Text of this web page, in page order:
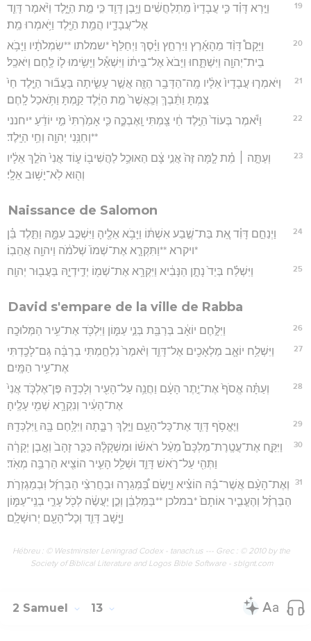
19
וַיַּ֣רְא דָּוִ֗ד כִּ֤י עֲבָדָיו֙ מִֽתְלַחֲשִׁ֔ים וַיָּ֥בֶן דָּוִ֖ד כִּ֣י מֵ֣ת הַיָּ֑לֶד וַיֹּ֨אמֶר דָּוִ֧ד
אֶל־עֲבָדָ֛יו הֲמֵ֥ת הַיֶּ֖לֶד וַיֹּ֥אמְרוּ מֵֽת׃
20
וַיָּקָם֩ דָּוִ֨ד מֵהָאָ֜רֶץ וַיִּרְחַ֣ץ וַיָּ֗סֶךְ וַיְחַלֵּף֙ *שמלתו **שִׂמְלֹתָ֔יו וַיָּבֹ֥א
בֵית־יְהוָ֖ה וַיִּשְׁתָּ֑חוּ וַיָּבֹא֙ אֶל־בֵּית֔וֹ וַיִּשְׁאַ֕ל וַיָּשִׂ֥ימוּ ל֛וֹ לֶ֖חֶם וַיֹּאכַֽל׃
21
וַיֹּאמְר֤וּ עֲבָדָיו֙ אֵלָ֔יו מָֽה־הַדָּבָ֥ר הַזֶּ֖ה אֲשֶׁ֣ר עָשִׂ֑יתָה בַּעֲב֞וּר הַיֶּ֤לֶד חַי֙
צַ֣מְתָּ וַתֵּ֔בְךְּ וְכַֽאֲשֶׁר֙ מֵ֣ת הַיֶּ֔לֶד קַ֖מְתָּ וַתֹּ֥אכַל לָֽחֶם׃
22
וַיֹּ֕אמֶר בְּעוֹד֙ הַיֶּ֣לֶד חַ֔י צַ֖מְתִּי וָֽאֶבְכֶּ֑ה כִּ֤י אָמַ֙רְתִּי֙ מִ֣י יוֹדֵ֔עַ *יחנני
**וְחַנַּ֥נִי יְהוָ֖ה וְחַ֥י הַיָּֽלֶד׃
23
וְעַתָּ֣ה ׀ מֵ֗ת לָ֤מָּה זֶּה֙ אֲנִ֣י צָ֔ם הַאוּכַ֥ל לַהֲשִׁיב֖וֹ ע֑וֹד אֲנִי֙ הֹלֵ֣ךְ אֵלָ֔יו
וְה֖וּא לֹֽא־יָשׁ֥וּב אֵלָֽי׃
Naissance de Salomon
24
וַיְנַחֵ֣ם דָּוִ֗ד אֵ֚ת בַּת־שֶׁ֣בַע אִשְׁתּ֔וֹ וַיָּבֹ֥א אֵלֶ֖יהָ וַיִּשְׁכַּ֣ב עִמָּ֑הּ וַתֵּ֣לֶד בֵּ֗ן
*ויקרא **וַתִּקְרָ֤א אֶת־שְׁמוֹ֙ שְׁלֹמֹ֔ה וַיהוָ֖ה אֲהֵבֽוֹ׃
25 וַיִּשְׁלַ֗ח בְּיַד֙ נָתָ֣ן הַנָּבִ֔יא וַיִּקְרָ֥א אֶת־שְׁמ֖וֹ יְדִ֣ידְיָ֑הּ בַּעֲב֖וּר יְהוָֽה׃
David s'empare de la ville de Rabba
26 וַיִּלָּ֣חֶם יוֹאָ֔ב בְּרַבַּ֖ת בְּנֵ֣י עַמּ֑וֹן וַיִּלְכֹּ֖ד אֶת־עִ֥יר הַמְּלוּכָֽה׃
27
וַיִּשְׁלַ֥ח יוֹאָ֛ב מַלְאָכִ֖ים אֶל־דָּוִ֑ד וַיֹּ֙אמֶר֙ נִלְחַ֣מְתִּי בְרַבָּ֔ה גַּם־לָכַ֖דְתִּי
אֶת־עִ֥יר הַמָּֽיִם׃
28
וְעַתָּ֗ה אֱסֹף֙ אֶת־יֶ֣תֶר הָעָ֔ם וַחֲנֵ֥ה עַל־הָעִ֖יר וְלָכְדָ֑הּ פֶּן־אֶלְכֹּ֤ד אֲנִי֙
אֶת־הָעִ֔יר וְנִקְרָ֥א שְׁמִ֖י עָלֶֽיהָ׃
29 וַיֶּאֱסֹ֥ף דָּוִ֛ד אֶת־כָּל־הָעָ֖ם וַיֵּ֣לֶךְ רַבָּ֑תָה וַיִּלָּ֥חֶם בָּ֖הּ וַֽיִּלְכְּדָֽהּ׃
30
וַיִּקַּ֣ח אֶת־עֲטֶֽרֶת־מַלְכָּם֩ מֵעַ֨ל רֹאשׁ֜וֹ וּמִשְׁקָלָ֨הּ כִּכַּ֤ר זָהָב֙ וְאֶ֣בֶן יְקָרָ֔ה
וַתְּהִ֖י עַל־רֹ֣אשׁ דָּוִ֑ד וּשְׁלַ֥ל הָעִ֛יר הוֹצִ֖יא הַרְבֵּ֥ה מְאֹֽד׃
31
וְאֶת־הָעָ֨ם אֲשֶׁר־בָּ֜הּ הוֹצִ֗יא וַיָּ֣שֶׂם בַּ֠מְּגֵרָה וּבַחֲרִצֵ֨י הַבַּרְזֶ֜ל וּֽבְמַגְזְרֹ֣ת
הַבַּרְזֶ֗ל וְהֶעֱבִ֤יר אוֹתָם֙ *במלכן **בַּמַּלְבֵּ֔ן וְכֵ֣ן יַעֲשֶׂ֔ה לְכֹ֖ל עָרֵ֣י בְנֵֽי־עַמּ֑וֹן
וַיָּ֧שָׁב דָּוִ֛ד וְכָל־הָעָ֖ם יְרוּשָׁלִָֽם׃
Hébreu : © Westminster Leningrad Codex - tanach.us --- Grec : © 2010 by the
Society of Biblical Literature and Logos Bible Software - sblgnt.com
2 Samuel 13